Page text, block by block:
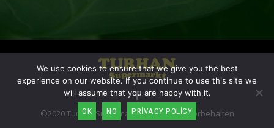
©2020 Turhan Supermarkt - Alle Rechte vorbehalten
We use cookies to ensure that we give you the best
experience on our website. If you continue to use this site we
will assume that you are happy with it.
OK NO PRIVACY POLICY